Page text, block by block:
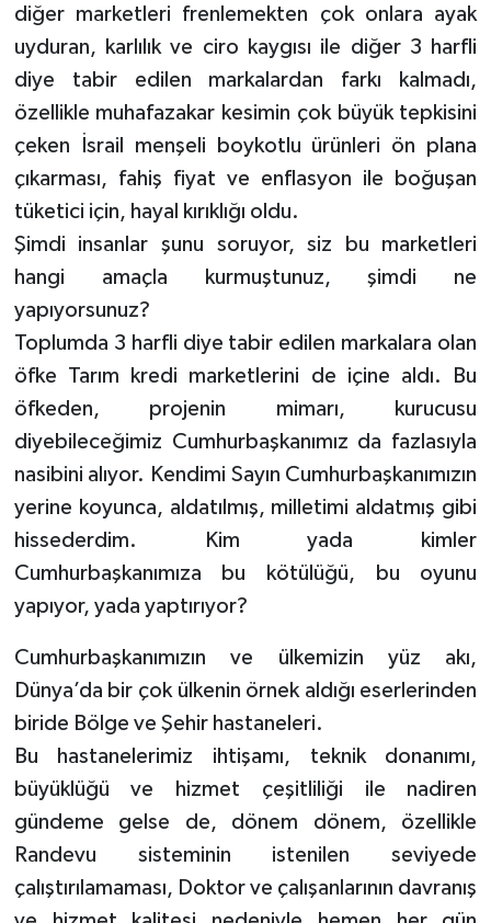
diğer marketleri frenlemekten çok onlara ayak
uyduran, karlılık ve ciro kaygısı ile diğer 3 harfli
diye tabir edilen markalardan farkı kalmadı,
özellikle muhafazakar kesimin çok büyük tepkisini
çeken İsrail menşeli boykotlu ürünleri ön plana
çıkarması, fahiş fiyat ve enflasyon ile boğuşan
tüketici için, hayal kırıklığı oldu.
Şimdi insanlar şunu soruyor, siz bu marketleri
hangi amaçla kurmuştunuz, şimdi ne
yapıyorsunuz?
Toplumda 3 harfli diye tabir edilen markalara olan
öfke Tarım kredi marketlerini de içine aldı. Bu
öfkeden, projenin mimarı, kurucusu
diyebileceğimiz Cumhurbaşkanımız da fazlasıyla
nasibini alıyor. Kendimi Sayın Cumhurbaşkanımızın
yerine koyunca, aldatılmış, milletimi aldatmış gibi
hissederdim. Kim yada kimler
Cumhurbaşkanımıza bu kötülüğü, bu oyunu
yapıyor, yada yaptırıyor?
Cumhurbaşkanımızın ve ülkemizin yüz akı,
Dünya’da bir çok ülkenin örnek aldığı eserlerinden
biride Bölge ve Şehir hastaneleri.
Bu hastanelerimiz ihtişamı, teknik donanımı,
büyüklüğü ve hizmet çeşitliliği ile nadiren
gündeme gelse de, dönem dönem, özellikle
Randevu sisteminin istenilen seviyede
çalıştırılamaması, Doktor ve çalışanlarının davranış